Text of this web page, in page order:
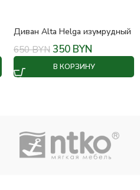
Диван Alta Helga изумрудный
650BYN 350 BYN
В КОРЗИНУ